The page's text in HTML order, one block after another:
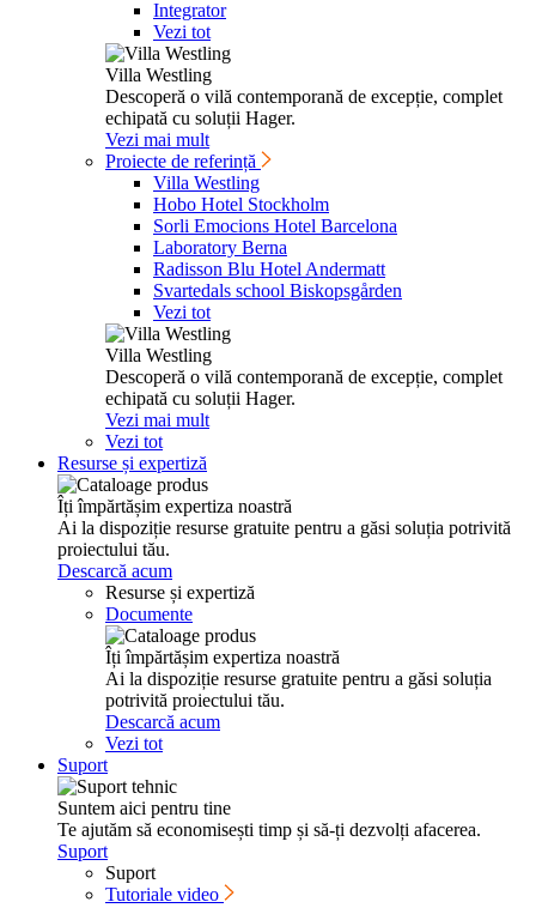
Integrator
Vezi tot
Villa Westling
Desco­peră o vilă contem­po­rană de excepție, complet
echi­pată cu soluții Hager.
Vezi mai mult
Proiecte de referință
Villa Westling
Hobo Hotel Stockholm
Sorli Emocions Hotel Barcelona
Laboratory Berna
​Radisson Blu Hotel Andermatt
Svartedals school Biskopsgården
Vezi tot
Villa Westling
Desco­peră o vilă contem­po­rană de excepție, complet
echi­pată cu soluții Hager.
Vezi mai mult
Vezi tot
Resurse și exper­tiză
Îți împăr­tășim exper­tiza noastră
Ai la dispo­ziție resurse gratuite pentru a găsi soluția potri­vită
proiec­tului tău.
Descarcă acum
Resurse și expertiză
Documente
Îți împăr­tășim exper­tiza noastră
Ai la dispo­ziție resurse gratuite pentru a găsi soluția
potri­vită proiec­tului tău.
Descarcă acum
Vezi tot
Suport
Suntem aici pentru tine
Te ajutăm să econo­mi­sești timp și să-ți dezvolți afacerea.
Suport
Suport
Tutoriale video